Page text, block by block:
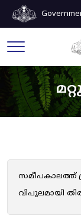
സമീപകാലത്ത്
വിപുലമായി